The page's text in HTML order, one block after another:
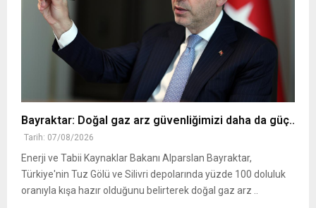
Bayraktar: Doğal gaz arz güvenliğimizi daha da güç..
Tarih: 07/08/2026
Enerji ve Tabii Kaynaklar Bakanı Alparslan Bayraktar,
Türkiye'nin Tuz Gölü ve Silivri depolarında yüzde 100 doluluk
oranıyla kışa hazır olduğunu belirterek doğal gaz arz ..